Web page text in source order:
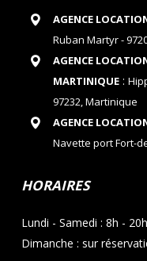
AGENCE
Ruban Martyr -
AGENCE
MARTINIQUE:
97232, Martinique
AGENCE
Navette port Fort-
HORAIRES
Lundi - Samedi : 8h - 20h
Dimanche : sur